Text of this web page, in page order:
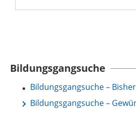
Bildungsgangsuche
Bildungsgangsuche –
Bildungsgangsuche –